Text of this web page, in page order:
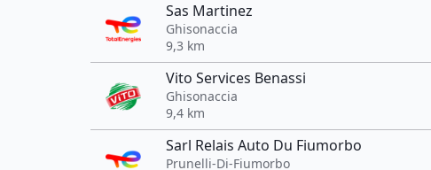
Sas Martinez
Ghisonaccia
9,3 km
Vito Services Benassi
Ghisonaccia
9,4 km
Sarl Relais Auto Du Fiumorbo
Prunelli-Di-Fiumorbo